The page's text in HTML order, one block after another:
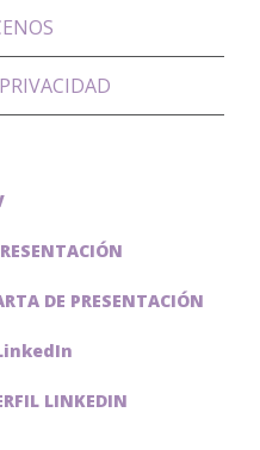
DE PRESENTACIÓN
LINKEDIN